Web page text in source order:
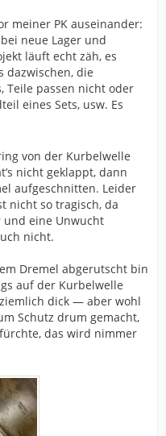
meiner PK auseinander:
neue Lager und
läuft echt zäh, es
dazwischen, die
Teile passen nicht oder
eines Sets, usw. Es
von der Kurbelwelle
nicht geklappt, dann
aufgeschnitten. Leider
nicht so tragisch, da
eine Unwucht
nicht.
Dremel abgerutscht bin
auf der Kurbelwelle
dick — aber wohl
Schutz drum gemacht,
das wird nimmer